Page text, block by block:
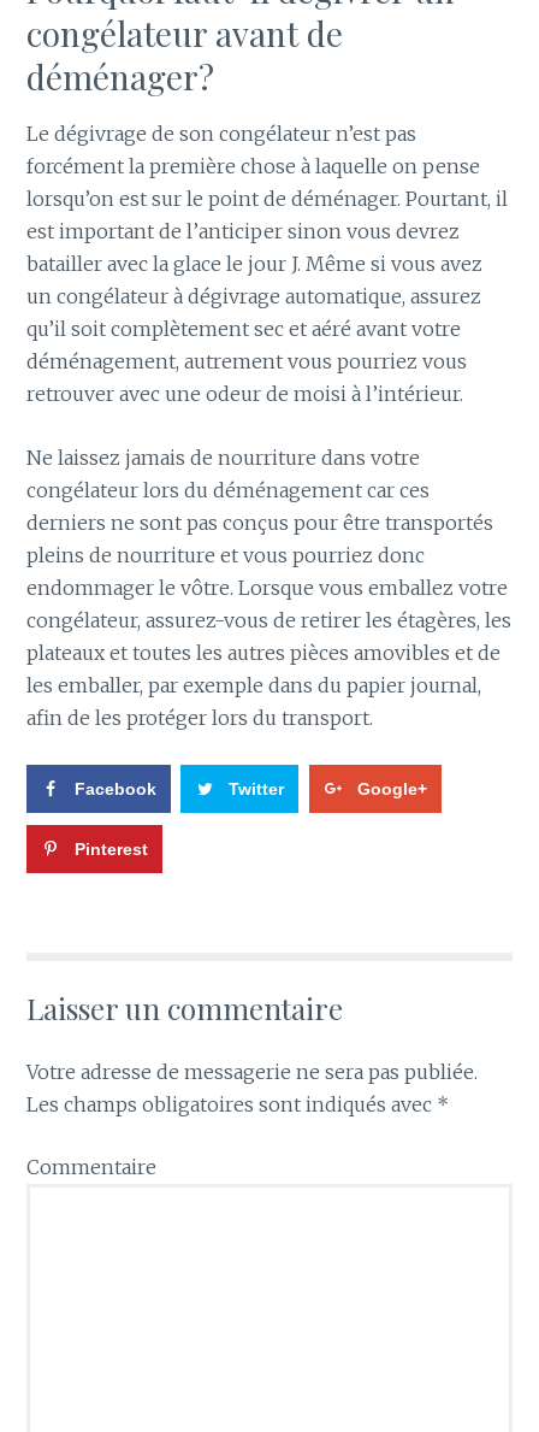
congélateur avant de
déménager?
Le dégivrage de son congélateur n’est pas
forcément la première chose à laquelle on pense
lorsqu’on est sur le point de déménager. Pourtant, il
est important de l’anticiper sinon vous devrez
batailler avec la glace le jour J. Même si vous avez
un congélateur à dégivrage automatique, assurez
qu’il soit complètement sec et aéré avant votre
déménagement, autrement vous pourriez vous
retrouver avec une odeur de moisi à l’intérieur.
Ne laissez jamais de nourriture dans votre
congélateur lors du déménagement car ces
derniers ne sont pas conçus pour être transportés
pleins de nourriture et vous pourriez donc
endommager le vôtre. Lorsque vous emballez votre
congélateur, assurez-vous de retirer les étagères, les
plateaux et toutes les autres pièces amovibles et de
les emballer, par exemple dans du papier journal,
afin de les protéger lors du transport.
Facebook Twitter Google+
Pinterest
Laisser un commentaire
Votre adresse de messagerie ne sera pas publiée.
Les champs obligatoires sont indiqués avec *
Commentaire